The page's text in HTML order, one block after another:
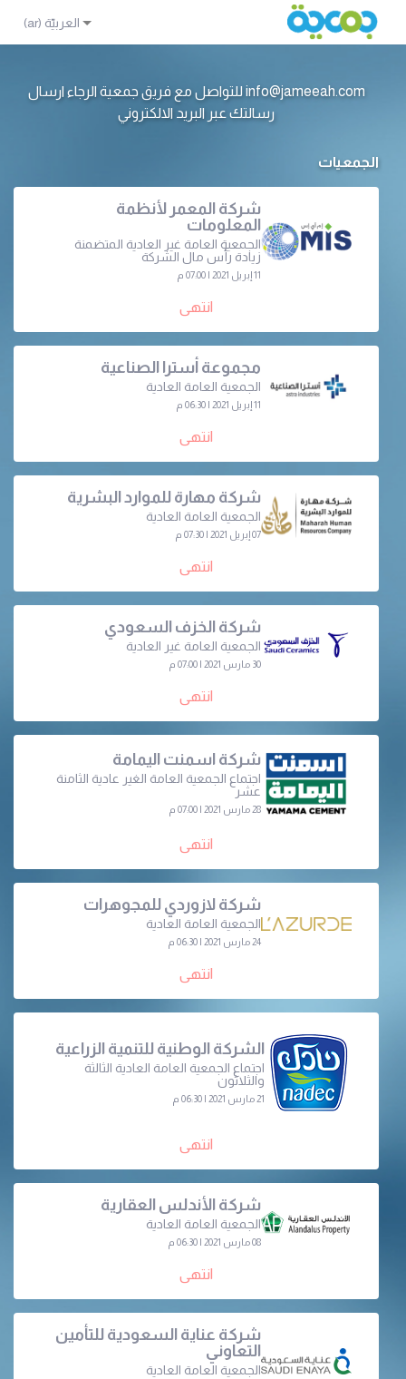
info@jameeah.com للتواصل مع فريق جمعية الرجاء ارسال
رسالتك عبر البريد الالكتروني
الجمعيات
شركة المعمر لأنظمة
المعلومات
الجمعية العامة غير العادية المتضمنة
زيادة رأس مال الشركة
11 إبريل 2021 | 07:00 م
انتهى
مجموعة أسترا الصناعية
الجمعية العامة العادية
11 إبريل 2021 | 06:30 م
انتهى
شركة مهارة للموارد البشرية
الجمعية العامة العادية
07 إبريل 2021 | 07:30 م
انتهى
شركة الخزف السعودي
الجمعية العامة غير العادية
30 مارس 2021 | 07:00 م
انتهى
شركة اسمنت اليمامة
اجتماع الجمعية العامة الغير عادية الثامنة
عشر
28 مارس 2021 | 07:00 م
انتهى
شركة لازوردي للمجوهرات
الجمعية العامة العادية
24 مارس 2021 | 06:30 م
انتهى
الشركة الوطنية للتنمية الزراعية
اجتماع الجمعية العامة العادية الثالثة
والثلاثون
21 مارس 2021 | 06:30 م
انتهى
شركة الأندلس العقارية
الجمعية العامة العادية
08 مارس 2021 | 06:30 م
انتهى
شركة عناية السعودية للتأمين
التعاوني
الجمعية العامة العادية